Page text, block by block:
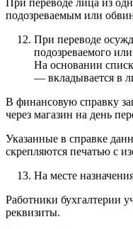
подозреваемым или
При переводе
подозреваемого
На основании
— вкладывается в
В финансовую справку
через магазин на день
Указанные в справке
скрепляются печатью с
На месте
Работники бухгалтерии
реквизиты.